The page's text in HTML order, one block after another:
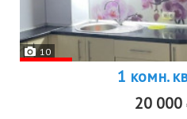
10
1 комн.
20 000